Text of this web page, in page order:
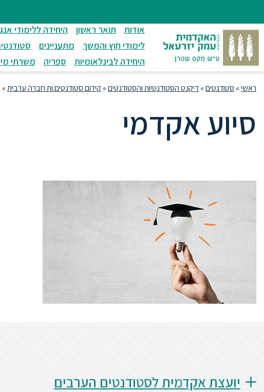
מרכזי
אודות תואר ראשון היחידה ללימודי
לימודי חוץ והמשך
מתעניינים
היחידה לבינלאומיות
ספריה משרתי
ראשי» סטודנטים»דיקנט הסטודנטיות והסטודנטים» קידום סטודנטים.ות חברה ערבית»
סיוע אקדמי
יועצת אקדמית לסטודנטים הערבים